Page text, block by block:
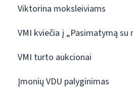
Viktorina moksleiviams
VMI kviečia į „Pasimatymą su
VMI turto aukcionai
Įmonių VDU palyginimas